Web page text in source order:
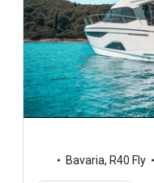
Bavaria, R40 Fly